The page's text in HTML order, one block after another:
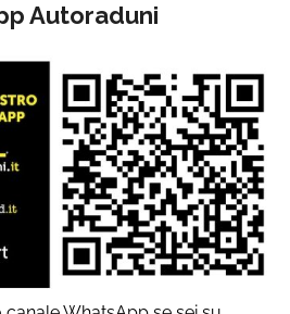
Autoraduni